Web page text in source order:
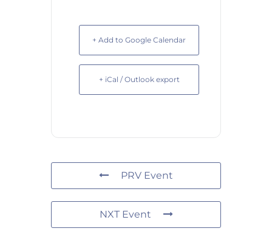
+ Add to Google Calendar
+ iCal / Outlook export
PRV Event
NXT Event